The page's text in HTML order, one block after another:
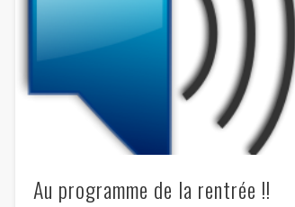
Au programme de la rentrée !!